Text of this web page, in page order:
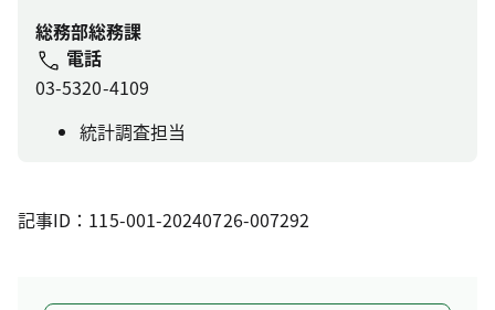
総務部総務課
電話
03-5320-4109
統計調査担当
記事ID：115-001-20240726-007292